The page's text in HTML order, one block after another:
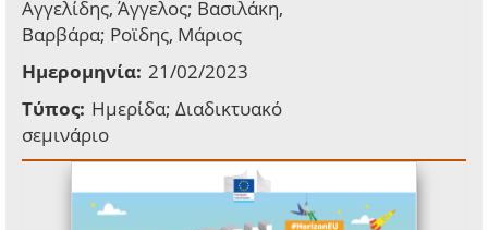
Αγγελίδης, Άγγελος; Βασιλάκη,
Βαρβάρα; Ροϊδης, Μάριος
Ημερομηνία: 21/02/2023
Τύπος: Ημερίδα; Διαδικτυακό
σεμινάριο